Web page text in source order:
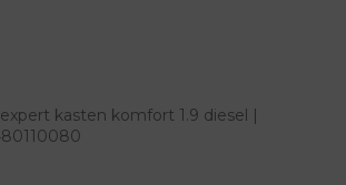
kasten komfort 1.9 diesel |